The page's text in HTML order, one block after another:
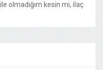
olmadığım kesin mi, ilaç